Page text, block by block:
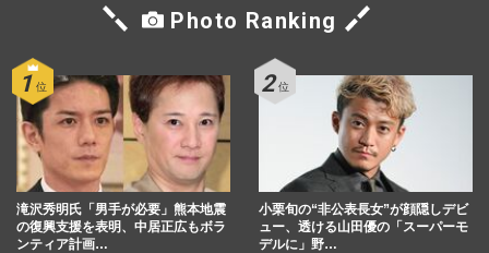
Photo Ranking
滝沢秀明氏「男手が必要」熊本地震
の復興支援を表明、中居正広もボラ
ンティア計画…
小栗旬の“非公表長女”が顔隠しデビ
ュー、透ける山田優の「スーパーモ
デルに」野…